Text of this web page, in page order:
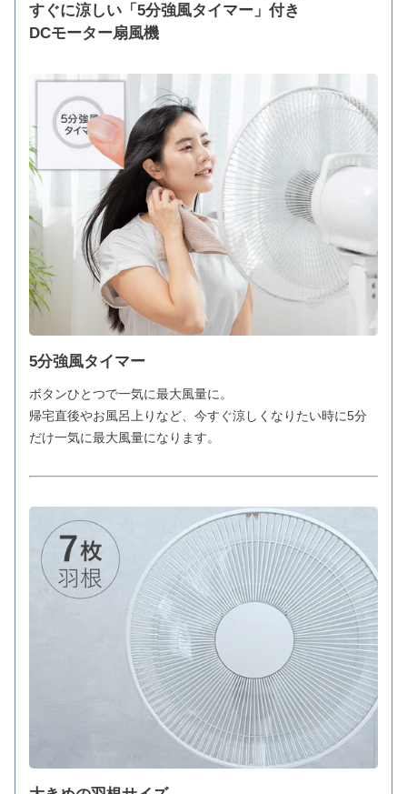
すぐに涼しい「5分強風タイマー」付き
DCモーター扇風機
5分強風タイマー
ボタンひとつで一気に最大風量に。
帰宅直後やお風呂上りなど、今すぐ涼しくなりたい時に5分
だけ一気に最大風量になります。